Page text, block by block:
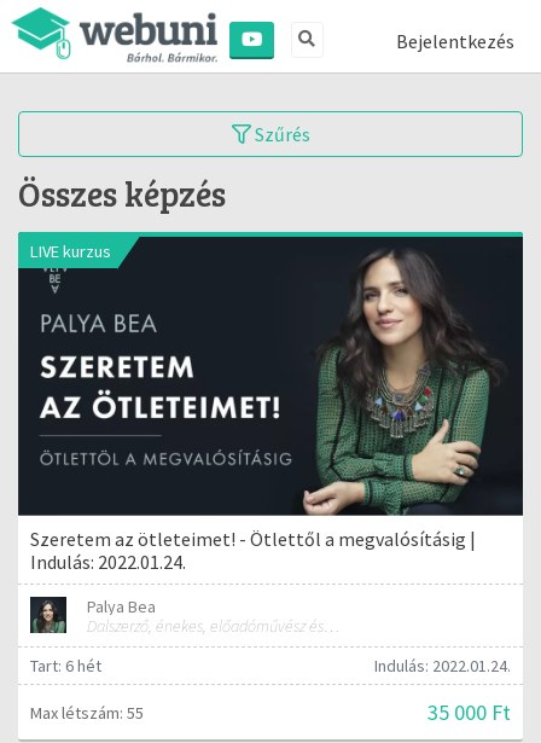
Bejelentkezés
Szűrés
Összes képzés
LIVE kurzus
Szeretem az ötleteimet! - Ötlettől a megvalósításig |
Indulás: 2022.01.24.
Palya Bea
Dalszerző, énekes, előadóművész és tréner
Tart: 6 hét
Indulás: 2022.01.24.
Max létszám: 55 35 000 Ft